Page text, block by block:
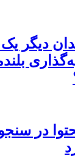
دیگر
محتوا در